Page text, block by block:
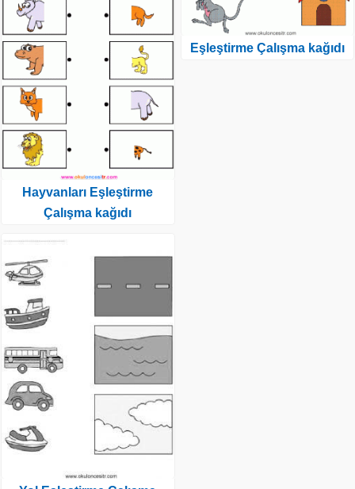
Hayvanları Eşleştirme
Çalışma kağıdı
Eşleştirme Çalışma kağıdı